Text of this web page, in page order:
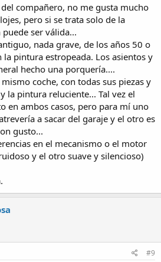
compañero, no me gusta mucho
pero si se trata solo de la
ser válida...
nada grave, de los años 50 o
pintura estropeada. Los asientos y
hecho una porquería....
coche, con todas sus piezas y
la pintura reluciente... Tal vez el
en ambos casos, pero para mí uno
a sacar del garaje y el otro es
gusto...
en el mecanismo o el motor
y el otro suave y silencioso)
#9